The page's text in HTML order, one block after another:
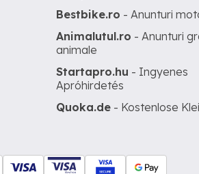
Bestbike.ro - Anunturi
Animalutul.ro - Anunturi
animale
Startapro.hu - Ingyenes
Apróhirdetés
Quoka.de - Kostenlose